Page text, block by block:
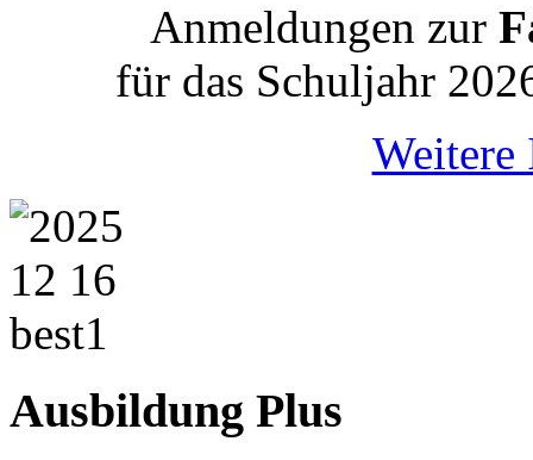
Anmeldungen zur
für das Schuljahr
Weitere
Ausbildung Plus